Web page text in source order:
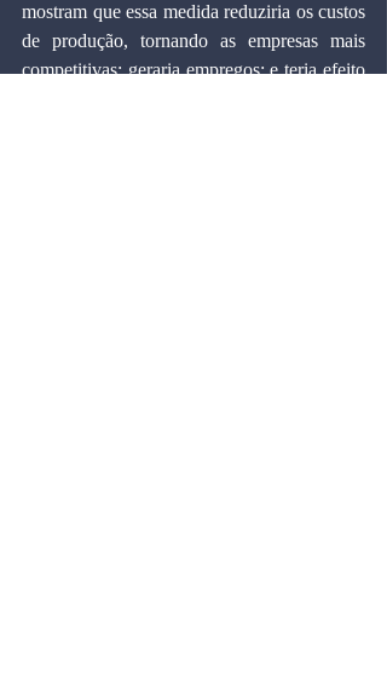
mostram que essa medida reduziria os custos
de produção, tornando as empresas mais
competitivas; geraria empregos; e teria efeito